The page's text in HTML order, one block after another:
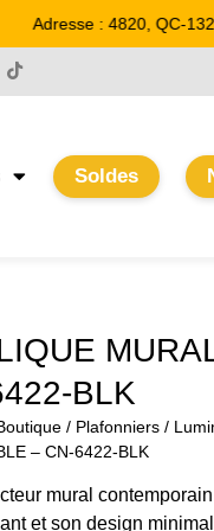
Adresse : 4820, QC-132,
Soldes
BLK
/ Plafonniers /
– CN-6422-BLK
mural
et son design